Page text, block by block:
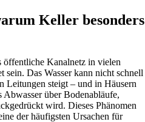
Keller besonders
öffentliche Kanalnetz in vielen
sein. Das Wasser kann nicht schnell
Leitungen steigt – und in Häusern
Abwasser über Bodenabläufe,
wird. Dieses Phänomen
der häufigsten Ursachen für